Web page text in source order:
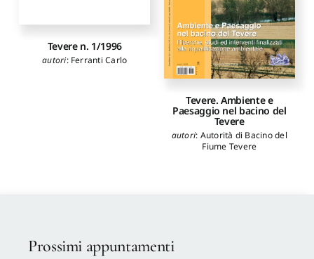
Tevere n. 1/1996
autori: Ferranti Carlo
Tevere. Ambiente e
Paesaggio nel bacino del
Tevere
autori: Autorità di Bacino del
Fiume Tevere
Prossimi appuntamenti